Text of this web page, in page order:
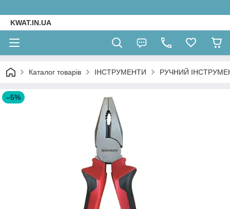
KWAT.IN.UA
Каталог товарів ІНСТРУМЕНТИ РУЧНИЙ
–5%